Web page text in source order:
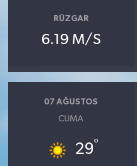
RÜZGAR
6.19 M/S
07 AĞUSTOS
CUMA
29°